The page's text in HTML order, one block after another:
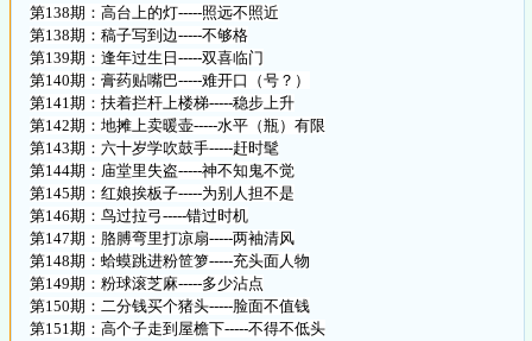
第138期：高台上的灯-----照远不照近
第138期：稿子写到边-----不够格
第139期：逢年过生日-----双喜临门
第140期：膏药贴嘴巴-----难开口（号？）
第141期：扶着拦杆上楼梯-----稳步上升
第142期：地摊上卖暖壶-----水平（瓶）有限
第143期：六十岁学吹鼓手-----赶时髦
第144期：庙堂里失盗-----神不知鬼不觉
第145期：红娘挨板子-----为别人担不是
第146期：鸟过拉弓-----错过时机
第147期：胳膊弯里打凉扇-----两袖清风
第148期：蛤蟆跳进粉笸箩-----充头面人物
第149期：粉球滚芝麻-----多少沾点
第150期：二分钱买个猪头-----脸面不值钱
第151期：高个子走到屋檐下-----不得不低头